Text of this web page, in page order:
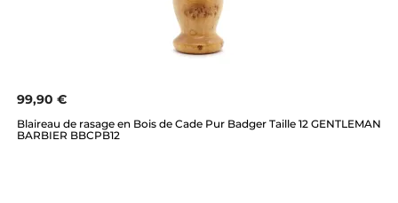
99,90 €
Blaireau de rasage en Bois de Cade Pur Badger Taille 12 GENTLEMAN
BARBIER BBCPB12